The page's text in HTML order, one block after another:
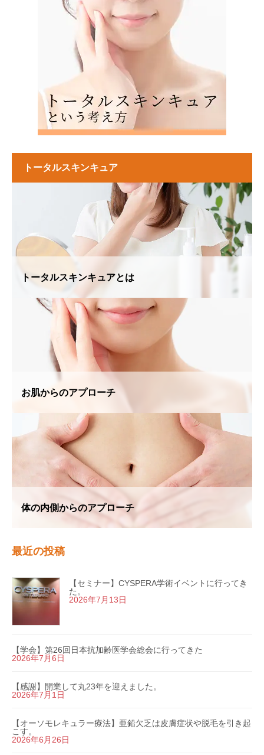
トータルスキンキュア
トータルスキンキュアとは
お肌からのアプローチ
体の内側からのアプローチ
最近の投稿
【セミナー】CYSPERA学術イベントに行ってき
た。
2026年7月13日
【学会】第26回日本抗加齢医学会総会に行ってきた
2026年7月6日
【感謝】開業して丸23年を迎えました。
2026年7月1日
【オーソモレキュラー療法】亜鉛欠乏は皮膚症状や脱毛を引き起
こす。
2026年6月26日